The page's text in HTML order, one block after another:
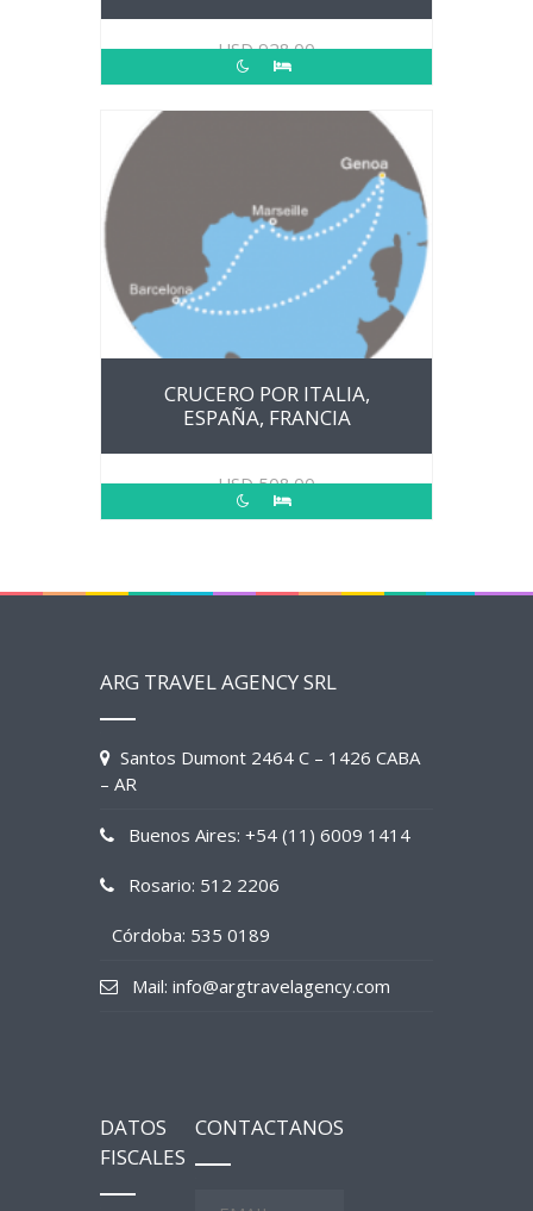
USD928.00
CRUCERO POR ITALIA,
ESPAÑA, FRANCIA
USD508.00
ARG TRAVEL AGENCY SRL
Santos Dumont 2464 C – 1426 CABA
– AR
Buenos Aires: +54 (11) 6009 1414
Rosario: 512 2206
Córdoba: 535 0189
Mail: info@argtravelagency.com
DATOS
FISCALES
CONTACTANOS